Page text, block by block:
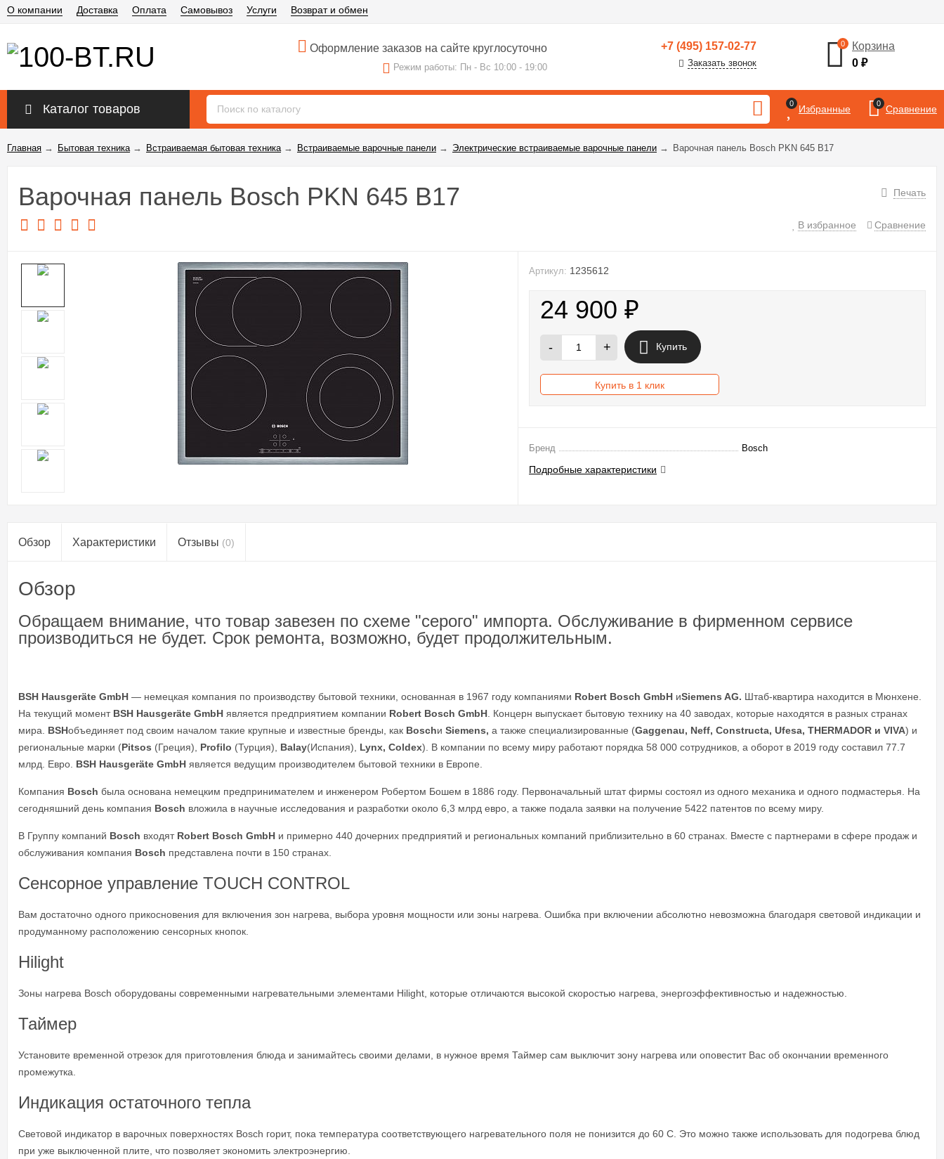
О компании Доставка Оплата Самовывоз Услуги Возврат и обмен
Оформление заказов на сайте круглосуточно
Режим работы: Пн - Вс 10:00 - 19:00
+7 (495) 157-02-77
Заказать звонок
0
Корзина
0₽
Каталог товаров 0 Избранные 0 Сравнение
Главная → Бытовая техника→ Встраиваемая бытовая техника→ Встраиваемые варочные панели → Электрические встраиваемые варочные панели → Варочная панель Bosch PKN 645 B17
Печать
Варочная панель Bosch PKN 645 B17
В избранное Сравнение
Артикул: 1235612
24 900₽
- + Купить
Купить в 1 клик
Бренд Bosch
Подробные характеристики
Обзор Характеристики Отзывы (0)
Обзор
Обращаем внимание, что товар завезен по схеме "серого" импорта. Обслуживание в фирменном сервисе
производиться не будет. Срок ремонта, возможно, будет продолжительным.
BSH Hausgeräte GmbH — немецкая компания по производству бытовой техники, основанная в 1967 году компаниями Robert Bosch GmbH иSiemens AG. Штаб-квартира находится в Мюнхене.
На текущий момент BSH Hausgeräte GmbH является предприятием компании Robert Bosch GmbH . Концерн выпускает бытовую технику на 40 заводах, которые находятся в разных странах
мира. BSHобъединяет под своим началом такие крупные и известные бренды, как Boschи Siemens, а также специализированные (Gaggenau, Neff, Constructa, Ufesa, THERMADOR и VIVA) и
региональные марки (Pitsos (Греция), Profilo (Турция), Balay(Испания), Lynx, Coldex). В компании по всему миру работают порядка 58 000 сотрудников, а оборот в 2019 году составил 77.7
млрд. Евро. BSH Hausgeräte GmbH является ведущим производителем бытовой техники в Европе.
Компания Bosch была основана немецким предпринимателем и инженером Робертом Бошем в 1886 году. Первоначальный штат фирмы состоял из одного механика и одного подмастерья. На
сегодняшний день компания Bosch вложила в научные исследования и разработки около 6,3 млрд евро, а также подала заявки на получение 5422 патентов по всему миру.
В Группу компаний Bosch входят Robert Bosch GmbH и примерно 440 дочерних предприятий и региональных компаний приблизительно в 60 странах. Вместе с партнерами в сфере продаж и
обслуживания компания Bosch представлена почти в 150 странах.
Сенсорное управление TOUCH CONTROL
Вам достаточно одного прикосновения для включения зон нагрева, выбора уровня мощности или зоны нагрева. Ошибка при включении абсолютно невозможна благодаря световой индикации и
продуманному расположению сенсорных кнопок.
Hilight
Зоны нагрева Bosch оборудованы современными нагревательными элементами Hilight, которые отличаются высокой скоростью нагрева, энергоэффективностью и надежностью.
Таймер
Установите временной отрезок для приготовления блюда и занимайтесь своими делами, в нужное время Таймер сам выключит зону нагрева или оповестит Вас об окончании временного
промежутка.
Индикация остаточного тепла
Световой индикатор в варочных поверхностях Bosch горит, пока температура соответствующего нагревательного поля не понизится до 60 С. Это можно также использовать для подогрева блюд
при уже выключенной плите, что позволяет экономить электроэнергию.